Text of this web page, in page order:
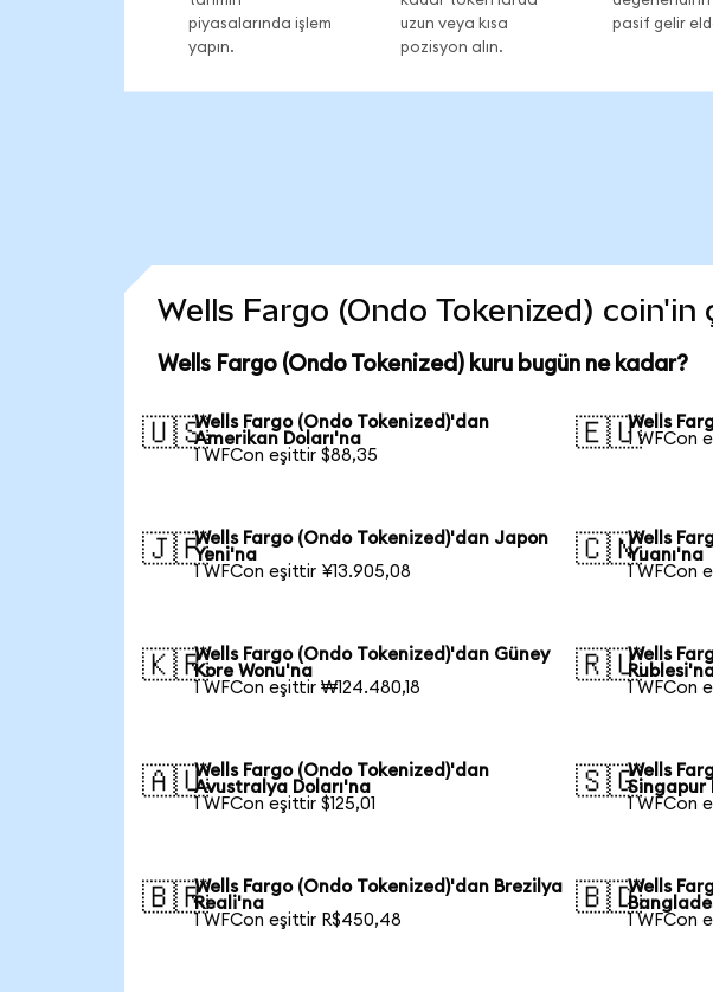
piyasalarında işlem
yapın.
uzun veya kısa
pozisyon alın.
pasif gelir
Wells Fargo (Ondo Tokenized)
Wells Fargo (Ondo Tokenized) kuru bugün ne kadar?
🇺🇸Wells Fargo (Ondo Tokenized)'dan
Amerikan Doları'na
1 WFCon eşittir $88,35
🇪🇺Wells
1 WFCon
🇯🇵Wells Fargo (Ondo Tokenized)'dan Japon
Yeni'na
1 WFCon eşittir ¥13.905,08
🇨🇳Wells
Yuanı'na
1 WFCon
🇰🇷Wells Fargo (Ondo Tokenized)'dan Güney
Kore Wonu'na
1 WFCon eşittir ₩124.480,18
🇷🇺Wells
1 WFCon
🇦🇺Wells Fargo (Ondo Tokenized)'dan
Avustralya Doları'na
1 WFCon eşittir $125,01
🇸🇬Wells
Singapur
1 WFCon
🇧🇷Wells Fargo (Ondo Tokenized)'dan Brezilya
Reali'na
1 WFCon eşittir R$450,48
🇧🇩Wells
1 WFCon